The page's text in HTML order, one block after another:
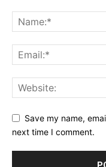
Save my name,
next time I comment.